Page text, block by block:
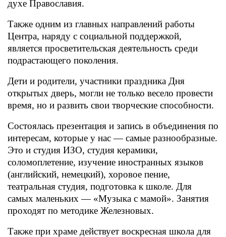
духе Православия.
Также одним из главных направлений работы
Центра, наряду с социальной поддержкой,
является просветительская деятельность среди
подрастающего поколения.
Дети и родители, участники праздника Дня
открытых дверь, могли не только весело провести
время, но и развить свои творческие способности.
Состоялась презентация и запись в объединения по
интересам, которые у нас — самые разнообразные.
Это и студия ИЗО, студия керамики,
соломоплетение, изучение иностранных языков
(английский, немецкий), хоровое пение,
театральная студия, подготовка к школе. Для
самых маленьких — «Музыка с мамой». Занятия
проходят по методике Железновых.
Также при храме действует воскресная школа для